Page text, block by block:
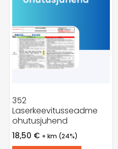
352
Laserkeevitusseadme
ohutusjuhend
18,50 € + km (24%)